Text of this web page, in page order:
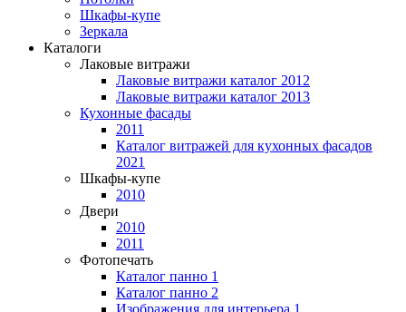
Шкафы-купе
Зеркала
Каталоги
Лаковые витражи
Лаковые витражи каталог 2012
Лаковые витражи каталог 2013
Кухонные фасады
2011
Каталог витражей для кухонных фасадов
2021
Шкафы-купе
2010
Двери
2010
2011
Фотопечать
Каталог панно 1
Каталог панно 2